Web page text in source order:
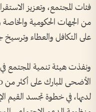
فئات المجتمع، وتعزيز
من الجهات الحكومية والخاصة
على التكافل والعطاء وترسيخ
ونفذت هيئة تنمية المجتمع في
لديها، في خطوة تجسد القيم